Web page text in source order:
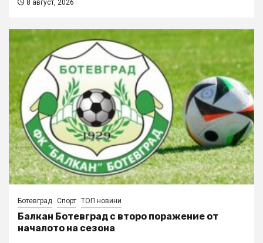
8 август, 2026
Ботевград Спорт ТОП новини
Балкан Ботевград с второ поражение от
началото на сезона